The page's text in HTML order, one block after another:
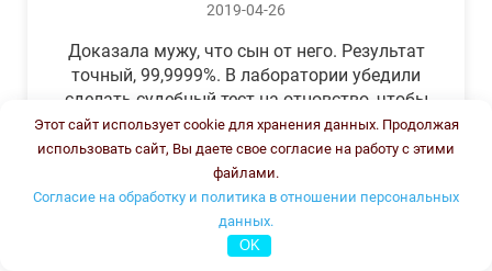
2019-04-26
Доказала мужу, что сын от него. Результат
точный, 99,9999%. В лаборатории убедили
сделать судебный тест на отцовство, чтобы
можно было предъявить в суде. Результат
был готов через неделю, как и
обещали.Теперь муж бегает и извиняется.
Этот сайт использует cookie для хранения данных. Продолжая
использовать сайт, Вы даете свое согласие на работу с этими
файлами.
Согласие на обработку и политика в отношении персональных
данных.
OK